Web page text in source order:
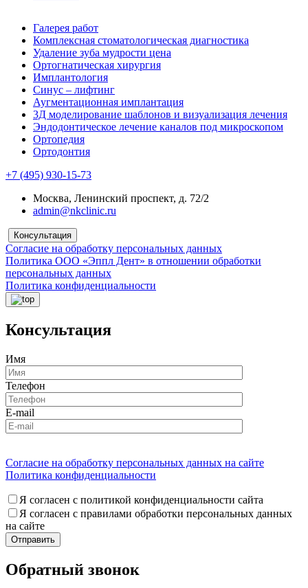
Галерея работ
Комплексная стоматологическая диагностика
Удаление зуба мудрости цена
Ортогнатическая хирургия
Имплантология
Синус – лифтинг
Аугментационная имплантация
3Д моделирование шаблонов и визуализация лечения
Эндодонтическое лечение каналов под микроскопом
Ортопедия
Ортодонтия
+7 (495) 930-15-73
Москва, Ленинский проспект, д. 72/2
admin@nkclinic.ru
Консультация
Согласие на обработку персональных данных
Политика ООО «Эппл Дент» в отношении обработки
персональных данных
Политика конфиденциальности
Консультация
Имя
Телефон
E-mail
Согласие на обработку персональных данных на сайте
Политика конфиденциальности
Я согласен с политикой конфиденциальности сайта
Я согласен с правилами обработки персональных данных
на сайте
Обратный звонок